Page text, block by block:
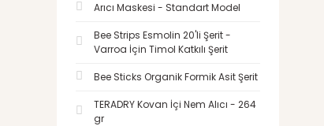
Arıcı Maskesi - Standart Model
Bee Strips Esmolin 20'li Şerit -
Varroa İçin Timol Katkılı Şerit
Bee Sticks Organik Formik Asit Şerit
TERADRY Kovan İçi Nem Alıcı - 264
gr